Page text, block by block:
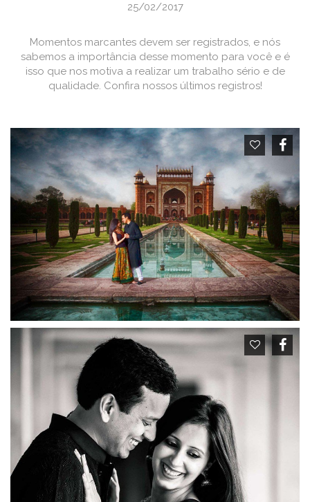
25/02/2017
Momentos marcantes devem ser registrados, e nós
sabemos a importância desse momento para você e é
isso que nos motiva a realizar um trabalho sério e de
qualidade. Confira nossos últimos registros!